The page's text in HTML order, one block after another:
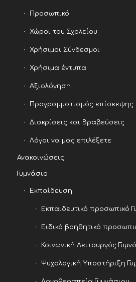
Προσωπικό
Χώροι του Σχολείου
Χρήσιμοι Σύνδεσμοι
Χρήσιμα έντυπα
Αξιολόγηση
Προγραμματισμός επίσκεψης
Διακρίσεις και Βραβεύσεις
Λόγοι να μας επιλέξετε
Ανακοινώσεις
Γυμνάσιο
Εκπαίδευση
Εκπαιδευτικό προσωπικό
Ειδικό βοηθητικό
Κοινωνική Λειτουργός
Ψυχολογική Υποστήριξη